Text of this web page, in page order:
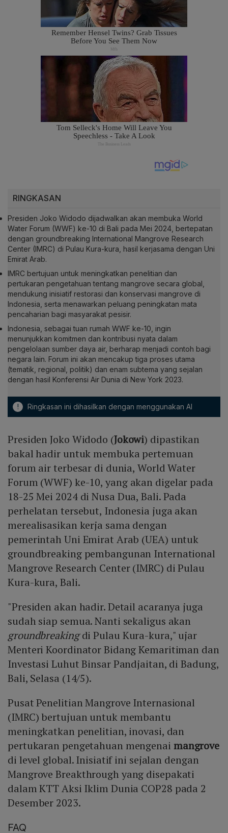
RINGKASAN
Presiden Joko Widodo dijadwalkan akan membuka World
Water Forum (WWF) ke-10 di Bali pada Mei 2024, bertepatan
dengan groundbreaking International Mangrove Research
Center (IMRC) di Pulau Kura-kura, hasil kerjasama dengan Uni
Emirat Arab.
IMRC bertujuan untuk meningkatkan penelitian dan
pertukaran pengetahuan tentang mangrove secara global,
mendukung inisiatif restorasi dan konservasi mangrove di
Indonesia, serta menawarkan peluang peningkatan mata
pencaharian bagi masyarakat pesisir.
Indonesia, sebagai tuan rumah WWF ke-10, ingin
menunjukkan komitmen dan kontribusi nyata dalam
pengelolaan sumber daya air, berharap menjadi contoh bagi
negara lain. Forum ini akan mencakup tiga proses utama
(tematik, regional, politik) dan enam subtema yang sejalan
dengan hasil Konferensi Air Dunia di New York 2023.
! Ringkasan ini dihasilkan dengan menggunakan AI
Presiden Joko Widodo (Jokowi) dipastikan
bakal hadir untuk membuka pertemuan
forum air terbesar di dunia, World Water
Forum (WWF) ke-10, yang akan digelar pada
18-25 Mei 2024 di Nusa Dua, Bali. Pada
perhelatan tersebut, Indonesia juga akan
merealisasikan kerja sama dengan
pemerintah Uni Emirat Arab (UEA) untuk
groundbreaking pembangunan International
Mangrove Research Center (IMRC) di Pulau
Kura-kura, Bali.
"Presiden akan hadir. Detail acaranya juga
sudah siap semua. Nanti sekaligus akan
groundbreakingdi Pulau Kura-kura," ujar
Menteri Koordinator Bidang Kemaritiman dan
Investasi Luhut Binsar Pandjaitan, di Badung,
Bali, Selasa (14/5).
Pusat Penelitian Mangrove Internasional
(IMRC) bertujuan untuk membantu
meningkatkan penelitian, inovasi, dan
pertukaran pengetahuan mengenai mangrove
di level global. Inisiatif ini sejalan dengan
Mangrove Breakthrough yang disepakati
dalam KTT Aksi Iklim Dunia COP28 pada 2
Desember 2023.
FAQ